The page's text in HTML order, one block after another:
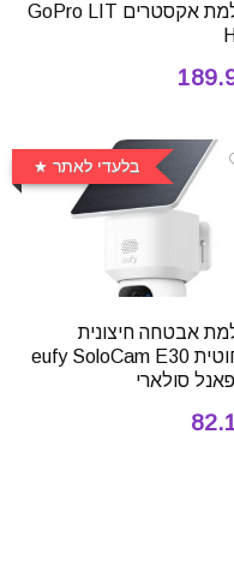
מצלמת אקסטרים GoPro LIT
בלעדי לאתר
אבטחה חיצונית
אלחוטית eufy SoloCam E30
סולארי